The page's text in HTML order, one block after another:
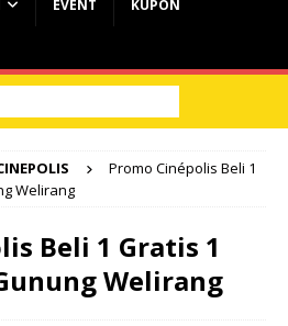
EVENT KUPON
Promo Cinépolis Beli 1
Welirang
Beli 1 Gratis 1
Welirang